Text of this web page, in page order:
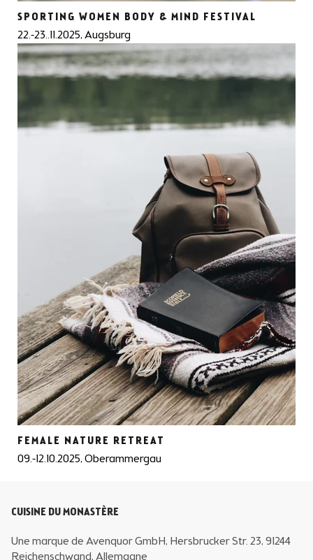
SPORTING WOMEN BODY & MIND FESTIVAL
22.-23..11.2025, Augsburg
FEMALE NATURE RETREAT
09.-12.10.2025, Oberammergau
CUISINE DU MONASTÈRE
Une marque de Avenquor GmbH, Hersbrucker Str. 23, 91244
Reichenschwand, Allemagne